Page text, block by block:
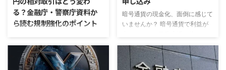
る？金融庁・警察庁資料か
ら読む規制強化のポイント
暗号資産と円の相対取引をめぐっ
て、金融庁による本人確認ルール
の厳格化と、無登録の相対業者へ
の警戒が一段と明確になってい
暗号通貨の現金化、面倒に感じて
いませんか？ 暗号通貨で利益が
とき、こんなお悩みはありません
か？ 「取引所を経由して銀行に
振り込む手続きが面倒…」 「現金